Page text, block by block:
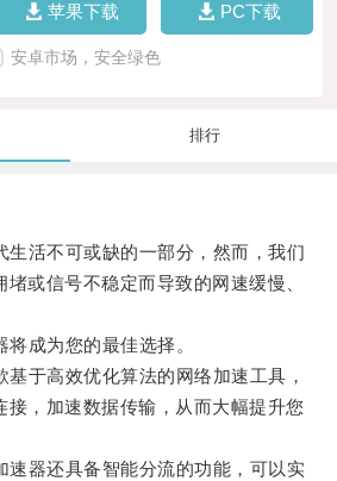
苹果下载 PC下载
安卓市场，安全绿色
排行
活不可或缺的一部分，然而，我们
或信号不稳定而导致的网速缓慢、
成为您的最佳选择。
于高效优化算法的网络加速工具，
接，加速数据传输，从而大幅提升您
器还具备智能分流的功能，可以实